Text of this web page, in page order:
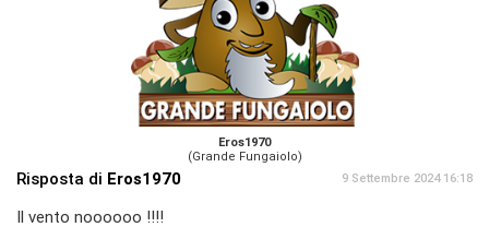
Eros1970
(Grande Fungaiolo)
Risposta di Eros1970 9 Settembre 2024 16:18
Il vento noooooo !!!!